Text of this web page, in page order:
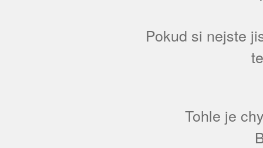
Pokud si nejste
Tohle je